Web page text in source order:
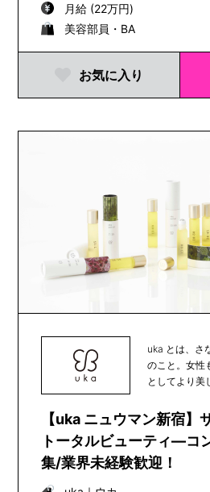
月給 (22万円)
美容部員・BA
お気に入り
uka とは、さ
のこと。女性
としてより美
【uka ニュウマン新宿】
トータルビューティ―コ
集/業界未経験歓迎！